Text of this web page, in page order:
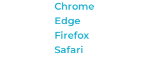
Chrome
Edge
Firefox
Safari